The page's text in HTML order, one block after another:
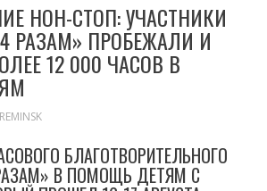
НОН-СТОП: УЧАСТНИКИ
РАЗАМ» ПРОБЕЖАЛИ И
12 000 ЧАСОВ В
БЛАГОТВОРИТЕЛЬНОГО
В ПОМОЩЬ ДЕТЯМ С